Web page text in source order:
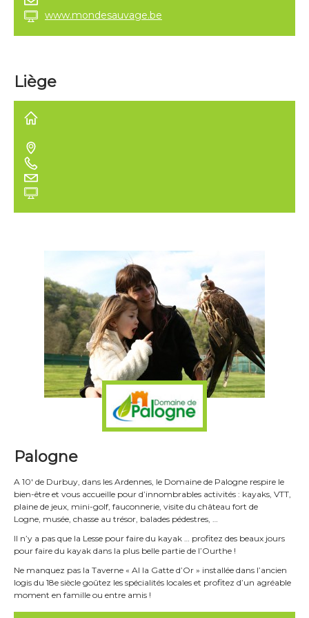
www.mondesauvage.be
Liège
Palogne
A 10′ de Durbuy, dans les Ardennes, le Domaine de Palogne respire le
bien-être et vous accueille pour d’innombrables activités : kayaks, VTT,
plaine de jeux, mini-golf, fauconnerie, visite du château fort de
Logne, musée, chasse au trésor, balades pédestres, …
Il n’y a pas que la Lesse pour faire du kayak … profitez des beaux jours
pour faire du kayak dans la plus belle partie de l’Ourthe !
Ne manquez pas la Taverne « Al la Gatte d’Or » installée dans l’ancien
logis du 18e siècle goûtez les spécialités locales et profitez d’un agréable
moment en famille ou entre amis !